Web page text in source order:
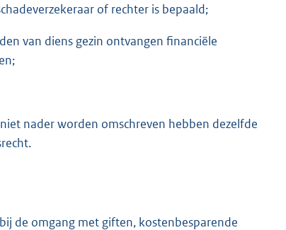
of rechter is bepaald;
van diens gezin ontvangen financiële
nader worden omschreven hebben dezelfde
de omgang met giften, kostenbesparende